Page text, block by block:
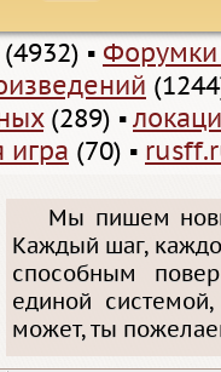
(4932) ▪
(289) ▪
игра (70) ▪
Мы пишем
Каждый шаг,
способным
единой
может, ты